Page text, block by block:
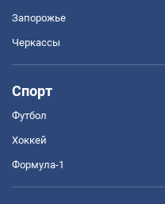
Запорожье
Черкассы
Спорт
Футбол
Хоккей
Формула-1